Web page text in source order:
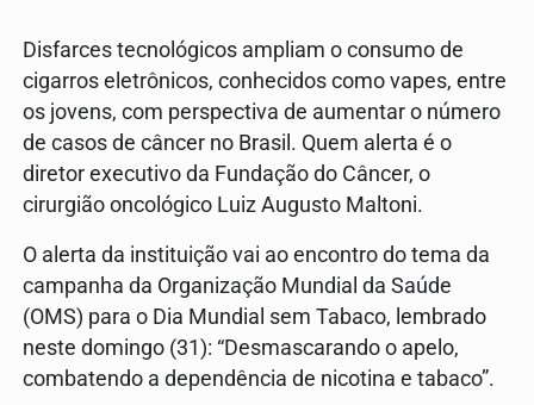
Disfarces tecnológicos ampliam o consumo de
cigarros eletrônicos, conhecidos como vapes, entre
os jovens, com perspectiva de aumentar o número
de casos de câncer no Brasil. Quem alerta é o
diretor executivo da Fundação do Câncer, o
cirurgião oncológico Luiz Augusto Maltoni.
O alerta da instituição vai ao encontro do tema da
campanha da Organização Mundial da Saúde
(OMS) para o Dia Mundial sem Tabaco, lembrado
neste domingo (31): “Desmascarando o apelo,
combatendo a dependência de nicotina e tabaco”.